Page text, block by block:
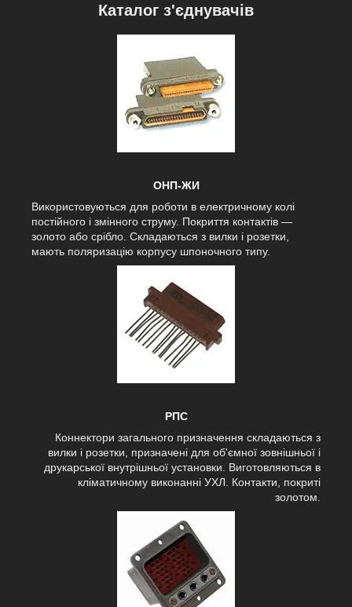
Каталог з'єднувачів
ОНП-ЖИ
Використовуються для роботи в електричному колі
постійного і змінного струму. Покриття контактів —
золото або срібло. Складаються з вилки і розетки,
мають поляризацію корпусу шпоночного типу.
РПС
Коннектори загального призначення складаються з
вилки і розетки, призначені для об'ємної зовнішньої і
друкарської внутрішньої установки. Виготовляються в
кліматичному виконанні УХЛ. Контакти, покриті
золотом.